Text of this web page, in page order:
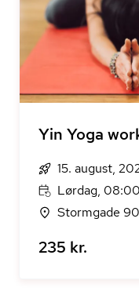
Yin Yoga
15. august,
Lørdag,
Stormgade
235 kr.